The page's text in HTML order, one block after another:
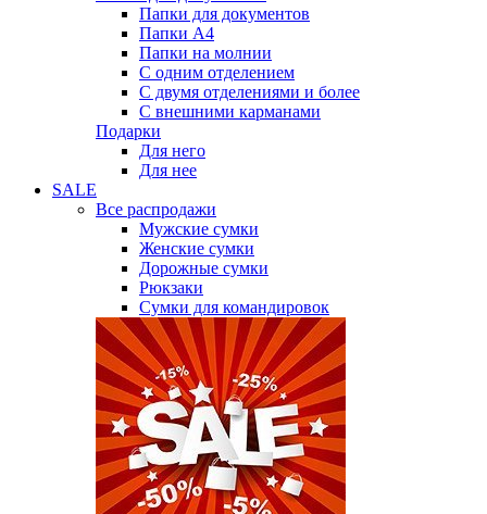
Папки для документов
Папки А4
Папки на молнии
С одним отделением
С двумя отделениями и более
С внешними карманами
Подарки
Для него
Для нее
SALE
Все распродажи
Мужские сумки
Женские сумки
Дорожные сумки
Рюкзаки
Сумки для командировок